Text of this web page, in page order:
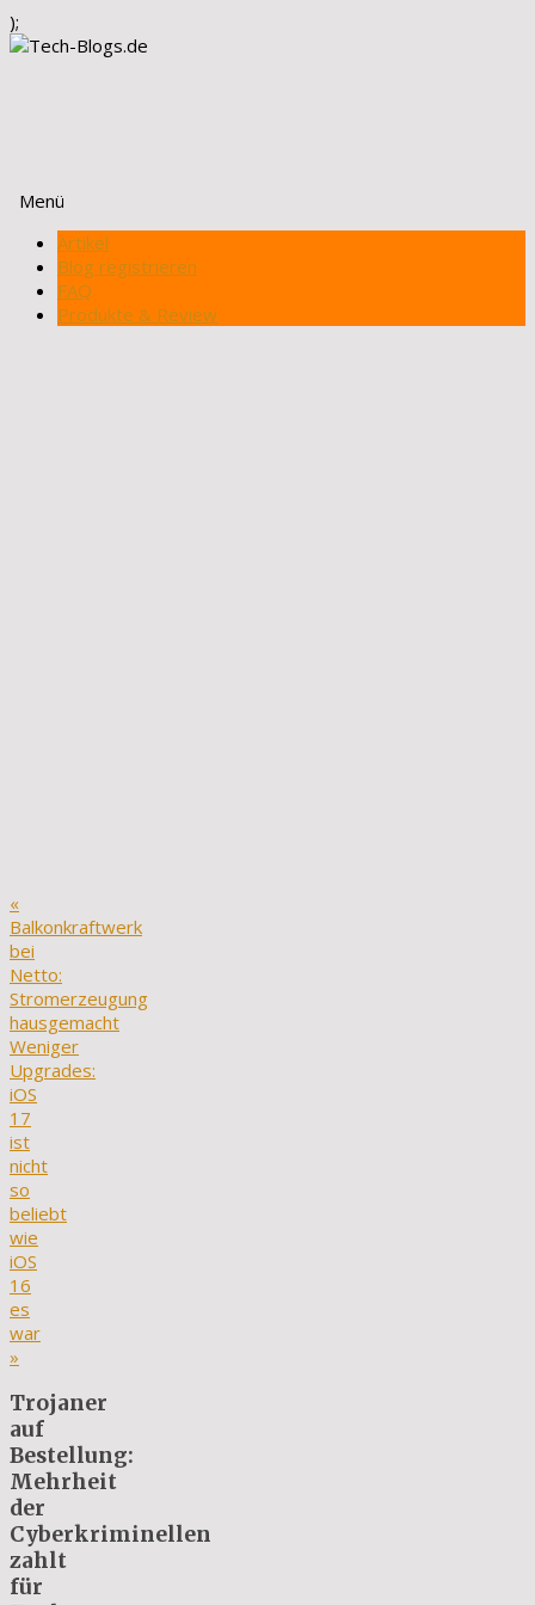
);
Menü
Zum
Inhalt
springen
Artikel
Blog registrieren
FAQ
Produkte & Review
«
Balkonkraftwerk
bei
Netto:
Stromerzeugung
hausgemacht
Weniger
Upgrades:
iOS
17
ist
nicht
so
beliebt
wie
iOS
16
es
war
»
Trojaner
auf
Bestellung:
Mehrheit
der
Cyberkriminellen
zahlt
für